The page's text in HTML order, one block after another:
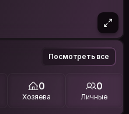
Посмотреть все
0
Хозяева
0
Личные